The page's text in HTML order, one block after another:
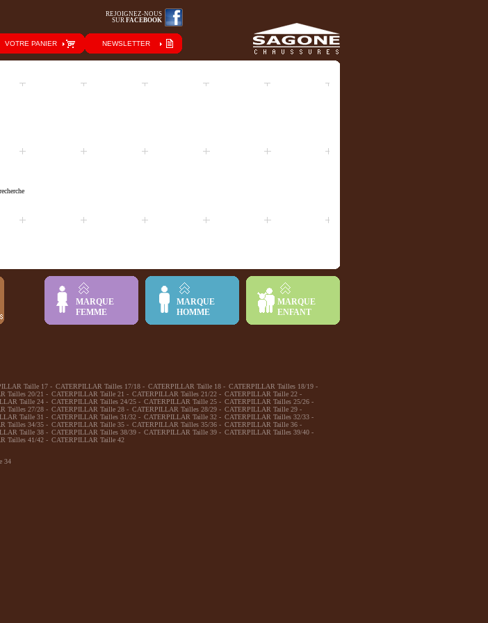
VOTRE PANIER NEWSLETTER
REJOIGNEZ-NOUS
SUR FACEBOOK
MARQUE
FEMME
MARQUE
HOMME
MARQUE
ENFANT
Taille 17 - CATERPILLAR Tailles 17/18 - CATERPILLAR Taille 18 - CATERPILLAR Tailles 18/19 -
Tailles 20/21 - CATERPILLAR Taille 21 - CATERPILLAR Tailles 21/22 - CATERPILLAR Taille 22 -
Taille 24 - CATERPILLAR Tailles 24/25 - CATERPILLAR Taille 25 - CATERPILLAR Tailles 25/26 -
Tailles 27/28 - CATERPILLAR Taille 28 - CATERPILLAR Tailles 28/29 - CATERPILLAR Taille 29 -
Taille 31 - CATERPILLAR Tailles 31/32 - CATERPILLAR Taille 32 - CATERPILLAR Tailles 32/33 -
Tailles 34/35 - CATERPILLAR Taille 35 - CATERPILLAR Tailles 35/36 - CATERPILLAR Taille 36 -
Taille 38 - CATERPILLAR Tailles 38/39 - CATERPILLAR Taille 39 - CATERPILLAR Tailles 39/40 -
Tailles 41/42 - CATERPILLAR Taille 42
34